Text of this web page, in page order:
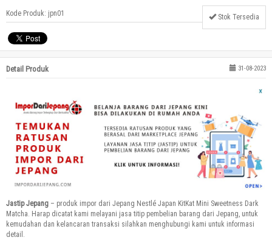
Kode Produk: jpn01 Stok Tersedia
Detail Produk 31-08-2023
Jastip Jepang – produk impor dari Jepang Nestlé Japan KitKat Mini Sweetness Dark
Matcha. Harap dicatat kami melayani jasa titip pembelian barang dari Jepang, untuk
kemudahan dan kelancaran transaksi silahkan menghubungi kami untuk informasi
detail.